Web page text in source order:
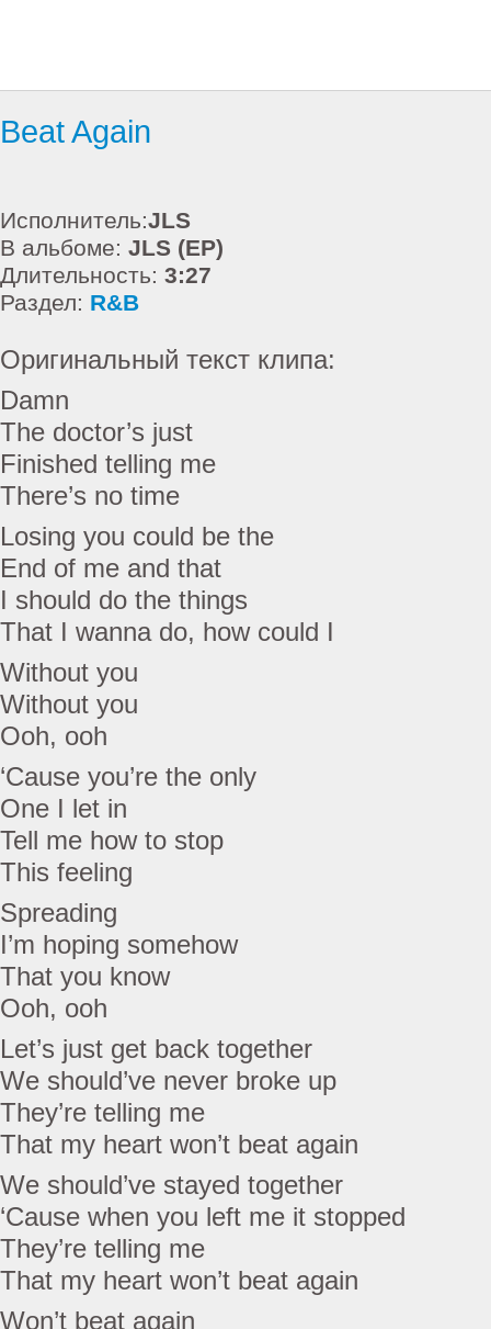
Beat Again
Исполнитель:JLS
В альбоме: JLS (EP)
Длительность: 3:27
Раздел: R&B
Оригинальный текст клипа:
Damn
The doctor’s just
Finished telling me
There’s no time
Losing you could be the
End of me and that
I should do the things
That I wanna do, how could I
Without you
Without you
Ooh, ooh
‘Cause you’re the only
One I let in
Tell me how to stop
This feeling
Spreading
I’m hoping somehow
That you know
Ooh, ooh
Let’s just get back together
We should’ve never broke up
They’re telling me
That my heart won’t beat again
We should’ve stayed together
‘Cause when you left me it stopped
They’re telling me
That my heart won’t beat again
Won’t beat again